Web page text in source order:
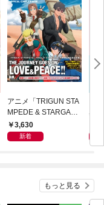
アニメ「TRIGUN STA
MPEDE & STARGAZ
E」 公式コンプリート
ブック
3,630
新着
感
もっと見る